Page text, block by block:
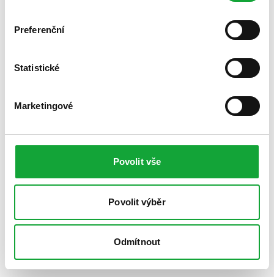
Preferenční
Statistické
Marketingové
Povolit vše
Povolit výběr
Odmítnout